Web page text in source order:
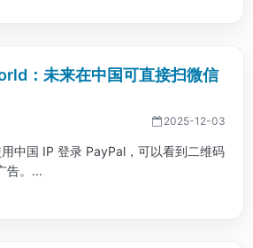
：未来在中国可直接扫微信
2025-12-03
中国 IP 登录 PayPal，可以看到二维码
告。...